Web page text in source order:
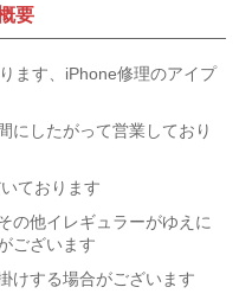
要
ます、iPhone修理のアイプ
にしたがって営業しており
ております
の他イレギュラーがゆえに
ございます
けする場合がございます